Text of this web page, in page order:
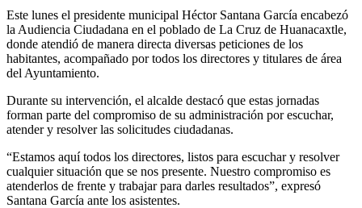
Este lunes el presidente municipal Héctor Santana García encabezó
la Audiencia Ciudadana en el poblado de La Cruz de Huanacaxtle,
donde atendió de manera directa diversas peticiones de los
habitantes, acompañado por todos los directores y titulares de área
del Ayuntamiento.
Durante su intervención, el alcalde destacó que estas jornadas
forman parte del compromiso de su administración por escuchar,
atender y resolver las solicitudes ciudadanas.
“Estamos aquí todos los directores, listos para escuchar y resolver
cualquier situación que se nos presente. Nuestro compromiso es
atenderlos de frente y trabajar para darles resultados”, expresó
Santana García ante los asistentes.